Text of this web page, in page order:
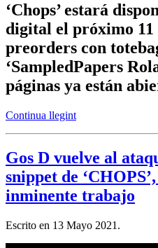
‘Chops’ estará
digital el próximo 11
preorders con
‘SampledPapers
páginas ya están
Continua llegint
Gos D vuelve al
snippet de
inminente trabajo
Escrito en 13 Mayo 2021 .